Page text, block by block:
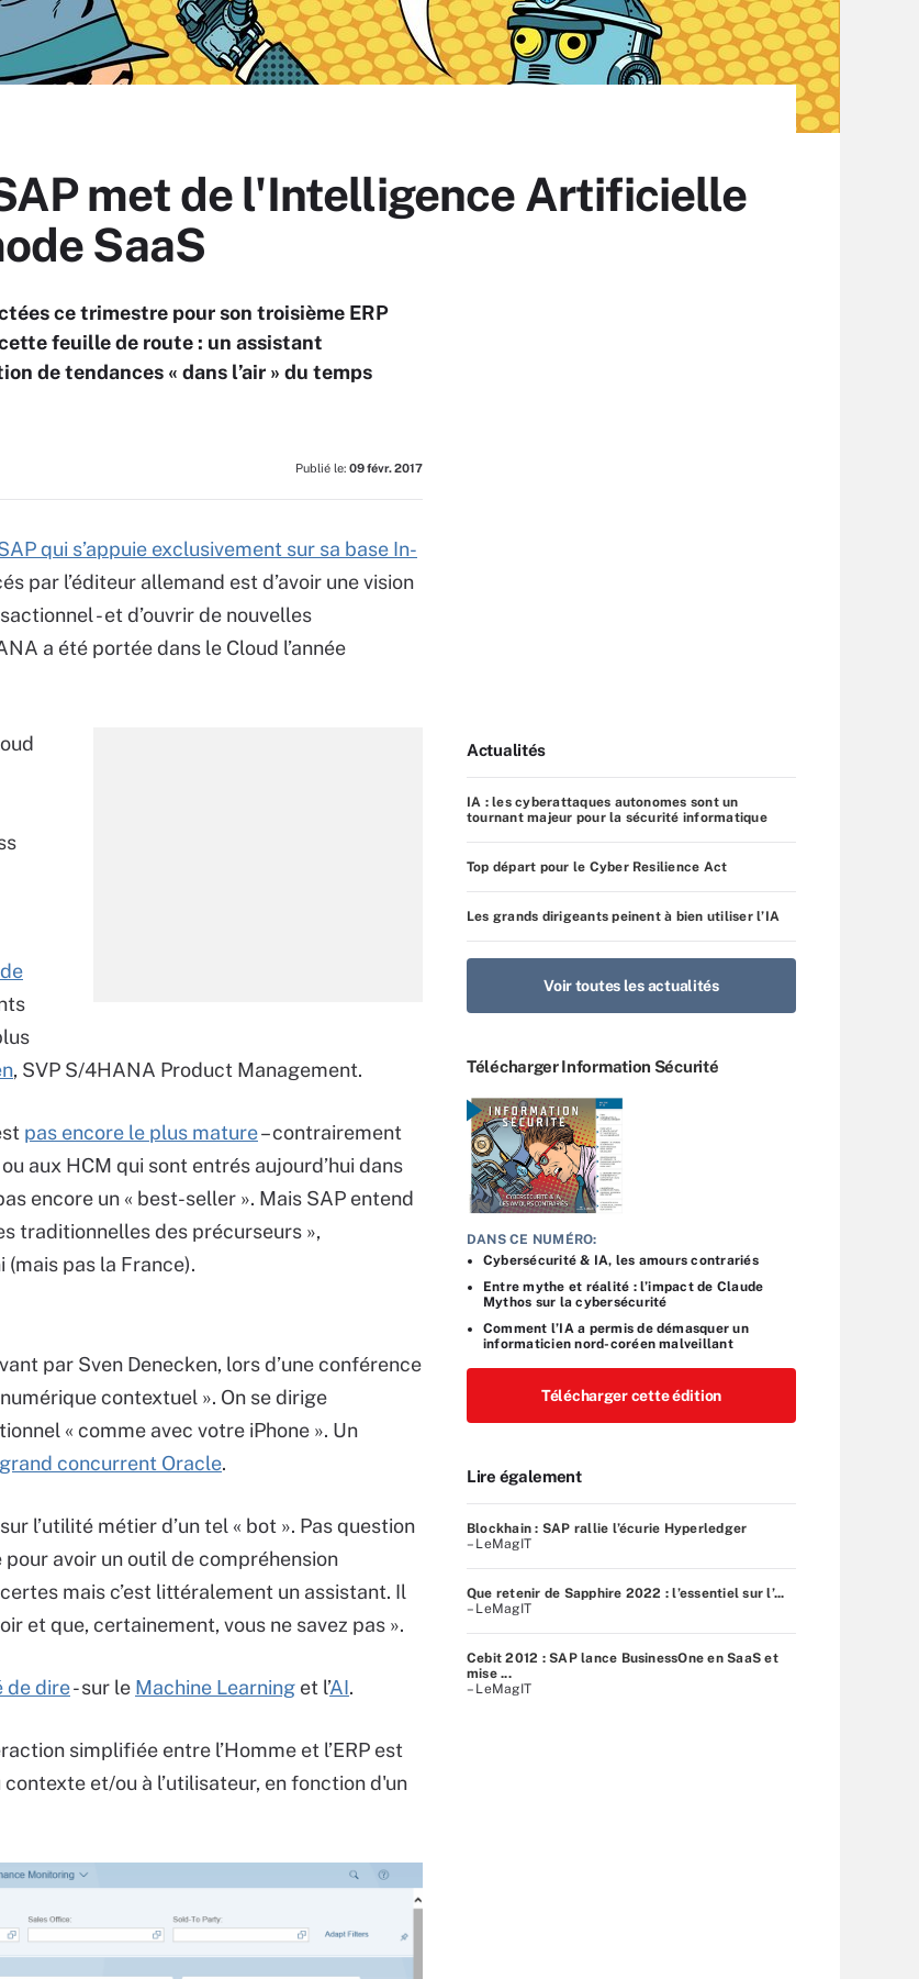
met de l'Intelligence Artificielle
SaaS
ce trimestre pour son troisième ERP
feuille de route : un assistant
de tendances « dans l’air » du temps
Publié le: 09 févr. 2017
qui s’appuie exclusivement sur sa base In-
par l’éditeur allemand est d’avoir une vision
- et d’ouvrir de nouvelles
a été portée dans le Cloud l’année
, SVP S/4HANA Product Management.
pas encore le plus mature– contrairement
aux HCM qui sont entrés aujourd’hui dans
encore un « best-seller ». Mais SAP entend
traditionnelles des précurseurs »,
pas la France).
par Sven Denecken, lors d’une conférence
contextuel ». On se dirige
« comme avec votre iPhone ». Un
concurrent Oracle.
l’utilité métier d’un tel « bot ». Pas question
avoir un outil de compréhension
mais c’est littéralement un assistant. Il
et que, certainement, vous ne savez pas ».
de dire- sur le Machine Learning et l’AI.
simplifiée entre l’Homme et l’ERP est
contexte et/ou à l’utilisateur, en fonction d'un
Actualités
IA : les cyberattaques autonomes sont un
tournant majeur pour la sécurité informatique
Top départ pour le Cyber Resilience Act
Les grands dirigeants peinent à bien utiliser l’IA
Voir toutes les actualités
Télécharger Information Sécurité
DANS CE NUMÉRO:
Cybersécurité & IA, les amours contrariés
Entre mythe et réalité : l’impact de Claude
Mythos sur la cybersécurité
Comment l’IA a permis de démasquer un
informaticien nord-coréen malveillant
Télécharger cette édition
Lire également
Blockhain : SAP rallie l’écurie Hyperledger
– LeMagIT
Que retenir de Sapphire 2022 : l’essentiel sur l’...
– LeMagIT
Cebit 2012 : SAP lance BusinessOne en SaaS et
mise ...
– LeMagIT